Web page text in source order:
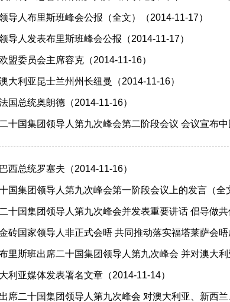
导人布里斯班峰会公报（全文）（2014-11-17）
导人发表布里斯班峰会公报（2014-11-17）
盟委员会主席容克（2014-11-16）
大利亚昆士兰州州长纽曼（2014-11-16）
国总统奥朗德（2014-11-16）
十国集团领导人第九次峰会第二阶段会议 会议宣布
西总统罗塞夫（2014-11-16）
国集团领导人第九次峰会第一阶段会议上的发言（全
十国集团领导人第九次峰会并发表重要讲话 倡导做
（2014-11-15）
砖国家领导人非正式会晤 共同推动落实福塔莱萨
里斯班出席二十国集团领导人第九次峰会 并对澳大利
利亚媒体发表署名文章（2014-11-14）
席二十国集团领导人第九次峰会 对澳大利亚、新